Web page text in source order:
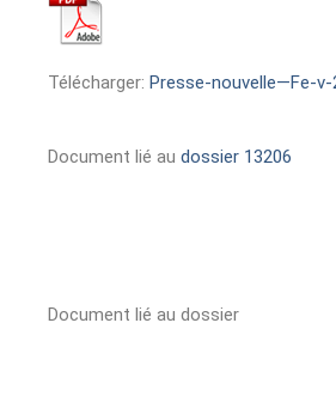
Télécharger: Presse-nouvelle—Fe-v-
Document lié au dossier 13206
Document lié au dossier